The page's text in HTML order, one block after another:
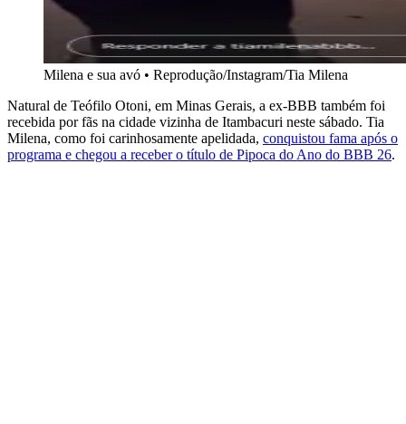
Milena e sua avó • Reprodução/Instagram/Tia Milena
Natural de Teófilo Otoni, em Minas Gerais, a ex-BBB também foi
recebida por fãs na cidade vizinha de Itambacuri neste sábado. Tia
Milena, como foi carinhosamente apelidada, conquistou fama após o
programa e chegou a receber o título de Pipoca do Ano do BBB 26.